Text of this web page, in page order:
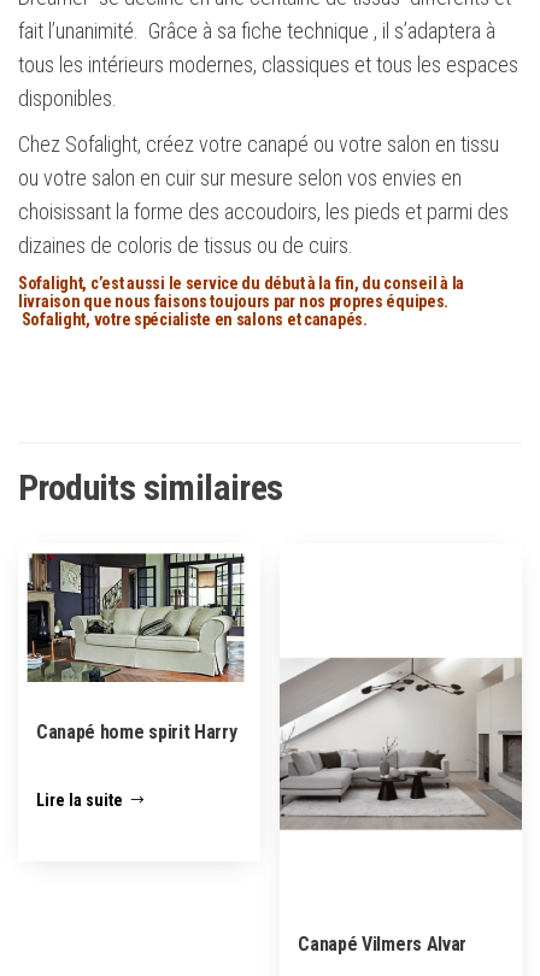
fait l’unanimité. Grâce à sa fiche technique , il s’adaptera à
tous les intérieurs modernes, classiques et tous les espaces
disponibles.
Chez Sofalight, créez votre canapé ou votre salon en tissu
ou votre salon en cuir sur mesure selon vos envies en
choisissant la forme des accoudoirs, les pieds et parmi des
dizaines de coloris de tissus ou de cuirs.
Sofalight, c’est aussi le service du début à la fin, du conseil à la
livraison que nous faisons toujours par nos propres équipes.
Sofalight, votre spécialiste en salons et canapés.
Produits similaires
Canapé home spirit Harry
Lire la suite
Canapé Vilmers Alvar